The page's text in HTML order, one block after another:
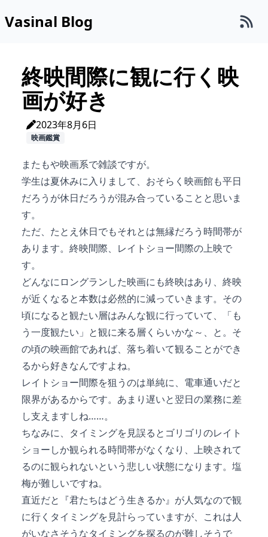
Vasinal Blog
終映間際に観に行く映
画が好き
2023年8月6日
映画鑑賞
またもや映画系で雑談ですが。
学生は夏休みに入りまして、おそらく映画館も平日
だろうが休日だろうが混み合っていることと思いま
す。
ただ、たとえ休日でもそれとは無縁だろう時間帯が
あります。終映間際、レイトショー間際の上映で
す。
どんなにロングランした映画にも終映はあり、終映
が近くなると本数は必然的に減っていきます。その
頃になると観たい層はみんな観に行っていて、「も
う一度観たい」と観に来る層くらいかな～、と。そ
の頃の映画館であれば、落ち着いて観ることができ
るから好きなんですよね。
レイトショー間際を狙うのは単純に、電車通いだと
限界があるからです。あまり遅いと翌日の業務に差
し支えますしね……。
ちなみに、タイミングを見誤るとゴリゴリのレイト
ショーしか観られる時間帯がなくなり、上映されて
るのに観られないという悲しい状態になります。塩
梅が難しいですね。
直近だと『君たちはどう生きるか』が人気なので観
に行くタイミングを見計らっていますが、これは人
がいなさそうなタイミングを探るのが難しそうで